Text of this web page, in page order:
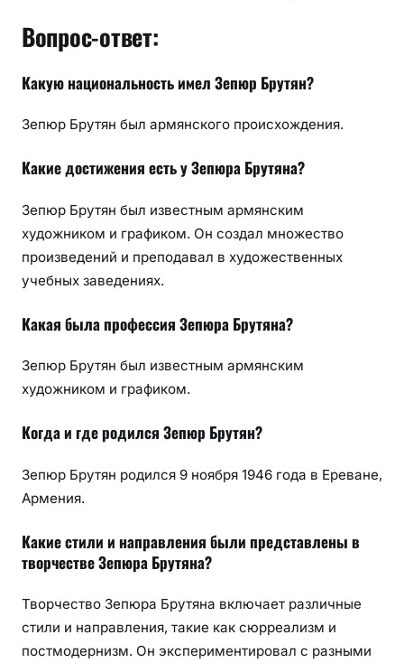
Вопрос-ответ:
Какую национальность имел Зепюр Брутян?
Зепюр Брутян был армянского происхождения.
Какие достижения есть у Зепюра Брутяна?
Зепюр Брутян был известным армянским
художником и графиком. Он создал множество
произведений и преподавал в художественных
учебных заведениях.
Какая была профессия Зепюра Брутяна?
Зепюр Брутян был известным армянским
художником и графиком.
Когда и где родился Зепюр Брутян?
Зепюр Брутян родился 9 ноября 1946 года в Ереване,
Армения.
Какие стили и направления были представлены в
творчестве Зепюра Брутяна?
Творчество Зепюра Брутяна включает различные
стили и направления, такие как сюрреализм и
постмодернизм. Он экспериментировал с разными